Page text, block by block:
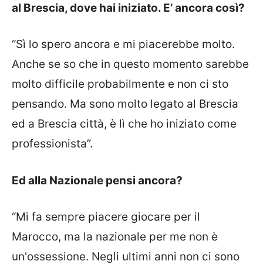
al Brescia, dove hai iniziato. E’ ancora così?
“Sì lo spero ancora e mi piacerebbe molto.
Anche se so che in questo momento sarebbe
molto difficile probabilmente e non ci sto
pensando. Ma sono molto legato al Brescia
ed a Brescia città, è lì che ho iniziato come
professionista”.
Ed alla Nazionale pensi ancora?
“Mi fa sempre piacere giocare per il
Marocco, ma la nazionale per me non è
un'ossessione. Negli ultimi anni non ci sono